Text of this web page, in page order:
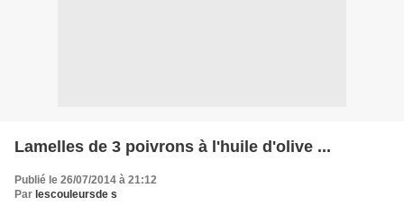
Lamelles de 3 poivrons à l'huile d'olive ...
Publié le 26/07/2014 à 21:12
Par lescouleursde s